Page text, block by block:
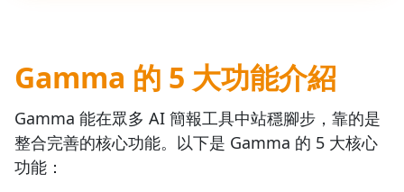
Gamma 的 5 大功能介紹
Gamma 能在眾多 AI 簡報工具中站穩腳步，靠的是
整合完善的核心功能。以下是 Gamma 的 5 大核心
功能：